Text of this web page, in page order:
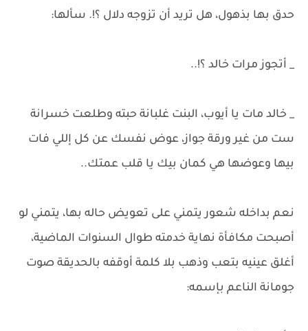
حدق بها بذهول، هل تريد أن تزوجه دلال ؟!. سألها:
_ أتجوز مرات خالد ؟!..
_ خالد مات يا أيوب، البنت غلبانة حبته وطلعت خسرانة
ست من غير ورقة جواز، عوض نفسك عن كل إللي فات
بيها وعوضها هي كمان بيك يا قلب عمتك..
نعم بداخله شعور يتمني على تعويض حاله بها، يتمني لو
أصبحت مكافأة نهاية خدمته طوال السنوات الماضية،
أغلق عينيه بتعب وذهب بلا كلمة أوقفه بالحديقة صوت
جومانة الناعم بإسمه: